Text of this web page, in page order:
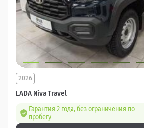
LADA Niva Travel
2026
Гарантия 2 года, без ограничения по
пробегу